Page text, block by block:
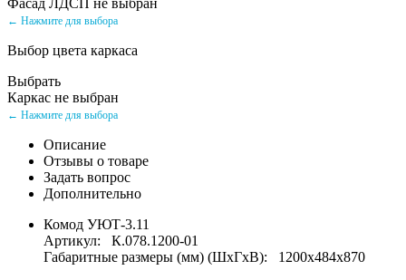
← Нажмите для выбора
Выбор цвета каркаса
Выбрать
Каркас не выбран
← Нажмите для выбора
Описание
Отзывы о товаре
Задать вопрос
Дополнительно
Комод УЮТ-3.11
Артикул: К.078.1200-01
Габаритные размеры (мм) (ШхГхВ): 1200х484х870